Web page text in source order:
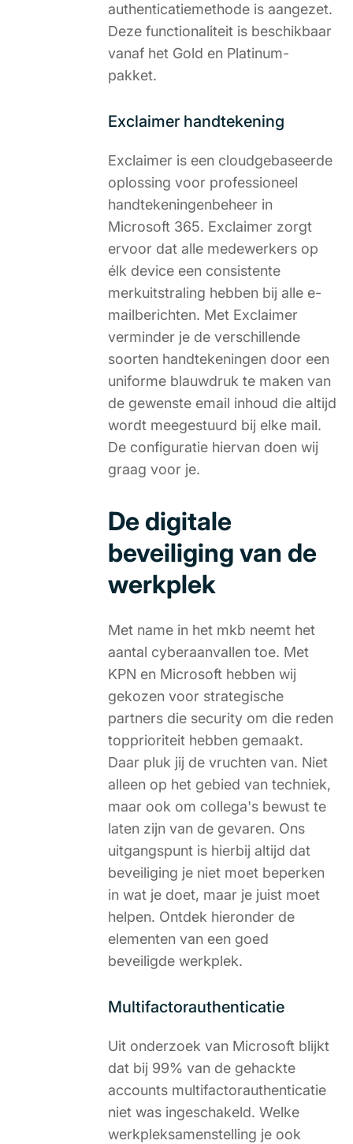
authenticatiemethode is aangezet.
Deze functionaliteit is beschikbaar
vanaf het Gold en Platinum-
pakket.
Exclaimer handtekening
Exclaimer is een cloudgebaseerde
oplossing voor professioneel
handtekeningenbeheer in
Microsoft 365. Exclaimer zorgt
ervoor dat alle medewerkers op
élk device een consistente
merkuitstraling hebben bij alle e-
mailberichten. Met Exclaimer
verminder je de verschillende
soorten handtekeningen door een
uniforme blauwdruk te maken van
de gewenste email inhoud die altijd
wordt meegestuurd bij elke mail.
De configuratie hiervan doen wij
graag voor je.
De digitale
beveiliging van de
werkplek
Met name in het mkb neemt het
aantal cyberaanvallen toe. Met
KPN en Microsoft hebben wij
gekozen voor strategische
partners die security om die reden
topprioriteit hebben gemaakt.
Daar pluk jij de vruchten van. Niet
alleen op het gebied van techniek,
maar ook om collega's bewust te
laten zijn van de gevaren. Ons
uitgangspunt is hierbij altijd dat
beveiliging je niet moet beperken
in wat je doet, maar je juist moet
helpen. Ontdek hieronder de
elementen van een goed
beveiligde werkplek.
Multifactorauthenticatie
Uit onderzoek van Microsoft blijkt
dat bij 99% van de gehackte
accounts multifactorauthenticatie
niet was ingeschakeld. Welke
werkpleksamenstelling je ook